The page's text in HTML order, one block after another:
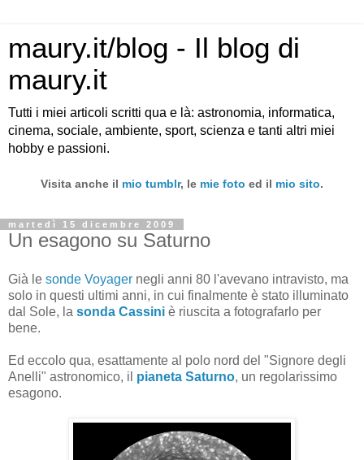
maury.it/blog - Il blog di
maury.it
Tutti i miei articoli scritti qua e là: astronomia, informatica,
cinema, sociale, ambiente, sport, scienza e tanti altri miei
hobby e passioni.
Visita anche il mio tumblr, le mie foto ed il mio sito.
martedì 15 dicembre 2009
Un esagono su Saturno
Già le sonde Voyager negli anni 80 l'avevano intravisto, ma
solo in questi ultimi anni, in cui finalmente è stato illuminato
dal Sole, la sonda Cassini è riuscita a fotografarlo per
bene.
Ed eccolo qua, esattamente al polo nord del "Signore degli
Anelli" astronomico, il pianeta Saturno, un regolarissimo
esagono.